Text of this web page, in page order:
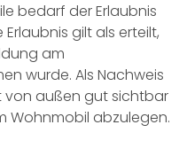
bedarf der Erlaubnis
gilt als erteilt,
am
wurde. Als Nachweis
von außen gut sichtbar
Wohnmobil abzulegen.